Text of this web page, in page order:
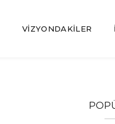
VIZYONDAKILER